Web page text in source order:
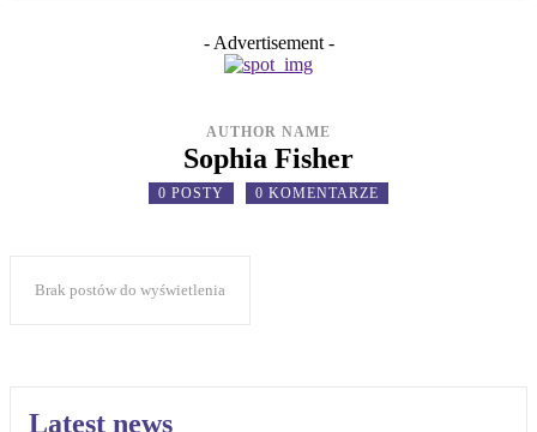
- Advertisement -
AUTHOR NAME
Sophia Fisher
0 POSTY 0 KOMENTARZE
Brak postów do wyświetlenia
Latest news